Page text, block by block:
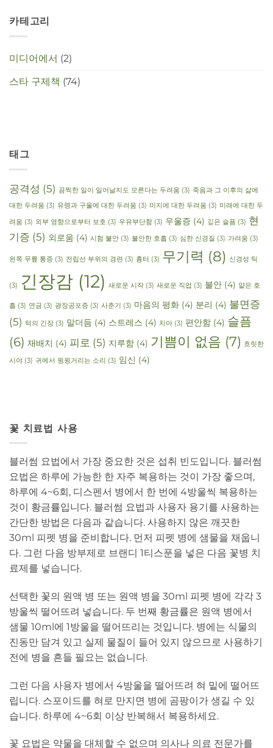
카테고리
미디어에서 (2)
스타 구제책 (74)
태그
공격성 (5) 끔찍한 일이 일어날지도 모른다는 두려움 (3) 죽음과 그 이후의 삶에
대한 두려움 (3) 유령과 구울에 대한 두려움 (3) 미지에 대한 두려움 (3) 미래에 대한 두
려움 (3) 외부 영향으로부터 보호 (3) 우유부단함 (3) 우울증 (4) 깊은 슬픔 (3) 현
기증 (5) 외로움 (4) 시험 불안 (3) 불안한 호흡 (3) 심한 신경질 (3) 가려움 (3)
왼쪽 무릎 통증 (3) 전립선 부위의 경련 (3) 흉터 (3) 무기력 (8) 신경성 틱
(3) 긴장감 (12) 새로운 시작 (3) 새로운 직업 (3) 불안 (4) 얕은 호
흡 (3) 연금 (3) 광장공포증 (3) 사춘기 (3) 마음의 평화 (4) 분리 (4) 불면증
(5) 턱의 긴장 (3) 말더듬 (4) 스트레스 (4) 치아 (3) 편안함 (4) 슬픔
(6) 재배치 (4) 피로 (5) 지루함 (4) 기쁨이 없음 (7) 흐릿한
시야 (3) 귀에서 윙윙거리는 소리 (3) 임신 (4)
꽃 치료법 사용
블러썸 요법에서 가장 중요한 것은 섭취 빈도입니다. 블러썸
요법은 하루에 가능한 한 자주 복용하는 것이 가장 좋으며,
하루에 4~6회, 디스펜서 병에서 한 번에 4방울씩 복용하는
것이 황금률입니다. 블러썸 요법과 사용자 용기를 사용하는
간단한 방법은 다음과 같습니다. 사용하지 않은 깨끗한
30ml 피펫 병을 준비합니다. 먼저 피펫 병에 샘물을 채웁니
다. 그런 다음 방부제로 브랜디 1티스푼을 넣은 다음 꽃병 치
료제를 넣습니다.
선택한 꽃의 원액 병 또는 원액 병을 30ml 피펫 병에 각각 3
방울씩 떨어뜨려 넣습니다. 두 번째 황금률은 원액 병에서
샘물 10ml에 1방울을 떨어뜨리는 것입니다. 병에는 식물의
진동만 담겨 있고 실제 물질이 들어 있지 않으므로 사용하기
전에 병을 흔들 필요는 없습니다.
그런 다음 사용자 병에서 4방울을 떨어뜨려 혀 밑에 떨어뜨
립니다. 스포이드를 혀로 만지면 병에 곰팡이가 생길 수 있
습니다. 하루에 4~6회 이상 반복해서 복용하세요.
꽃 요법은 약물을 대체할 수 없으며 의사나 의료 전문가를